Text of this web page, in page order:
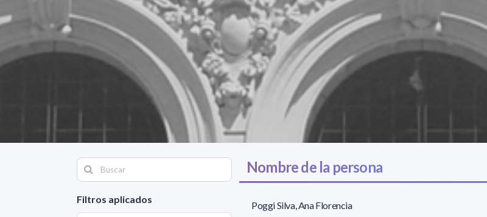
Filtros aplicados
Nombre de la persona
Poggi Silva, Ana Florencia